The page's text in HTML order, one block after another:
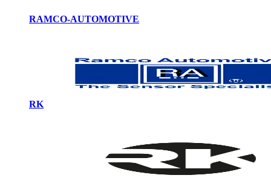
RAMCO-AUTOMOTIVE
RK